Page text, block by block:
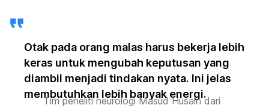
Otak pada orang malas harus bekerja lebih
keras untuk mengubah keputusan yang
diambil menjadi tindakan nyata. Ini jelas
membutuhkan lebih banyak energi.
Tim peneliti neurologi Masud Husain dari